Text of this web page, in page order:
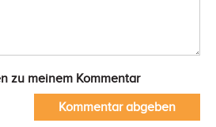
zu meinem Kommentar
Kommentar abgeben